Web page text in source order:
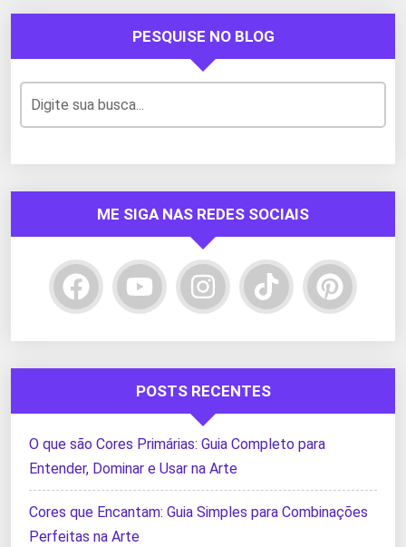
PESQUISE NO BLOG
ME SIGA NAS REDES SOCIAIS
POSTS RECENTES
O que são Cores Primárias: Guia Completo para
Entender, Dominar e Usar na Arte
Cores que Encantam: Guia Simples para Combinações
Perfeitas na Arte